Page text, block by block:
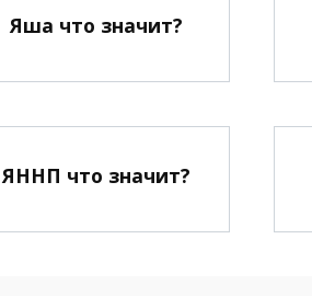
Яша что значит?
ЯННП что значит?